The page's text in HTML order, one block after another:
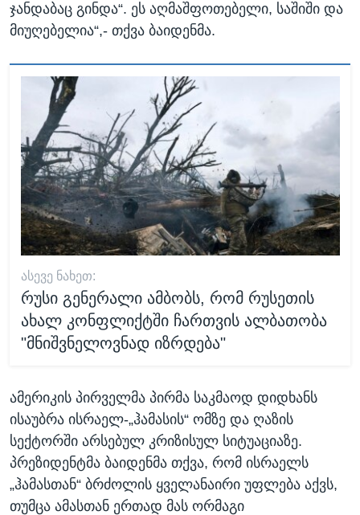
ჯანდაბაც გინდა“. ეს აღმაშფოთებელი, საშიში და
მიუღებელია“,- თქვა ბაიდენმა.
ᲐᲡᲔᲕᲔ ᲜᲐᲮᲔᲗ:
რუსი გენერალი ამბობს, რომ რუსეთის
ახალ კონფლიქტში ჩართვის ალბათობა
"მნიშვნელოვნად იზრდება"
ამერიკის პირველმა პირმა საკმაოდ დიდხანს
ისაუბრა ისრაელ-„ჰამასის“ ომზე და ღაზის
სექტორში არსებულ კრიზისულ სიტუაციაზე.
პრეზიდენტმა ბაიდენმა თქვა, რომ ისრაელს
„ჰამასთან“ ბრძოლის ყველანაირი უფლება აქვს,
თუმცა ამასთან ერთად მას ორმაგი